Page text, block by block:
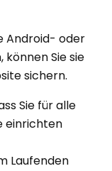
Android- oder
Sie sie
sichern.
Sie für alle
einrichten
Laufenden